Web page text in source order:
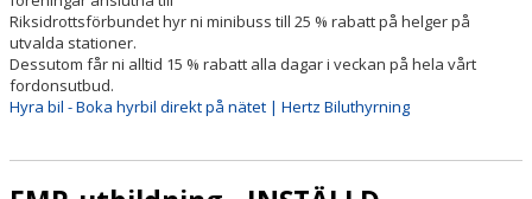
Riksidrottsförbundet hyr ni minibuss till 25 % rabatt på helger på
utvalda stationer.
Dessutom får ni alltid 15 % rabatt alla dagar i veckan på hela vårt
fordonsutbud.
Hyra bil - Boka hyrbil direkt på nätet | Hertz Biluthyrning